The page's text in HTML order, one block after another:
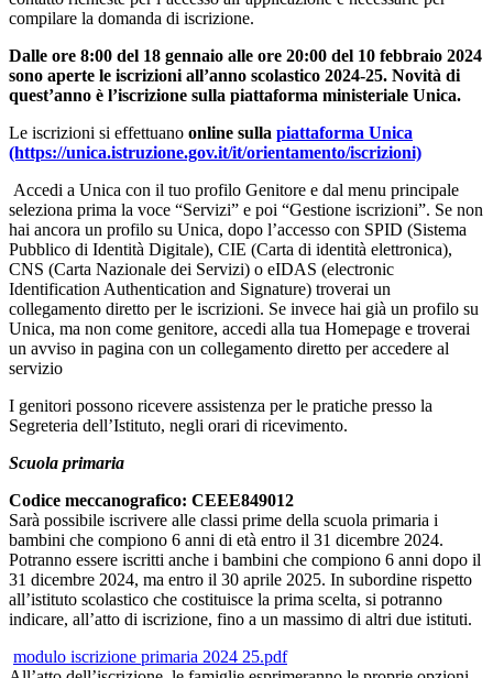
compilare la domanda di iscrizione.
Dalle ore 8:00 del 18 gennaio alle ore 20:00 del 10 febbraio 2024
sono aperte le iscrizioni all’anno scolastico 2024-25. Novità di
quest’anno è l’iscrizione sulla piattaforma ministeriale Unica.
Le iscrizioni si effettuano online sulla piattaforma Unica
(https://unica.istruzione.gov.it/it/orientamento/iscrizioni)
Accedi a Unica con il tuo profilo Genitore e dal menu principale
seleziona prima la voce “Servizi” e poi “Gestione iscrizioni”. Se non
hai ancora un profilo su Unica, dopo l’accesso con SPID (Sistema
Pubblico di Identità Digitale), CIE (Carta di identità elettronica),
CNS (Carta Nazionale dei Servizi) o eIDAS (electronic
Identification Authentication and Signature) troverai un
collegamento diretto per le iscrizioni. Se invece hai già un profilo su
Unica, ma non come genitore, accedi alla tua Homepage e troverai
un avviso in pagina con un collegamento diretto per accedere al
servizio
I genitori possono ricevere assistenza per le pratiche presso la
Segreteria dell’Istituto, negli orari di ricevimento.
Scuola primaria
Codice meccanografico: CEEE849012
Sarà possibile iscrivere alle classi prime della scuola primaria i
bambini che compiono 6 anni di età entro il 31 dicembre 2024.
Potranno essere iscritti anche i bambini che compiono 6 anni dopo il
31 dicembre 2024, ma entro il 30 aprile 2025. In subordine rispetto
all’istituto scolastico che costituisce la prima scelta, si potranno
indicare, all’atto di iscrizione, fino a un massimo di altri due istituti.
modulo iscrizione primaria 2024 25.pdf